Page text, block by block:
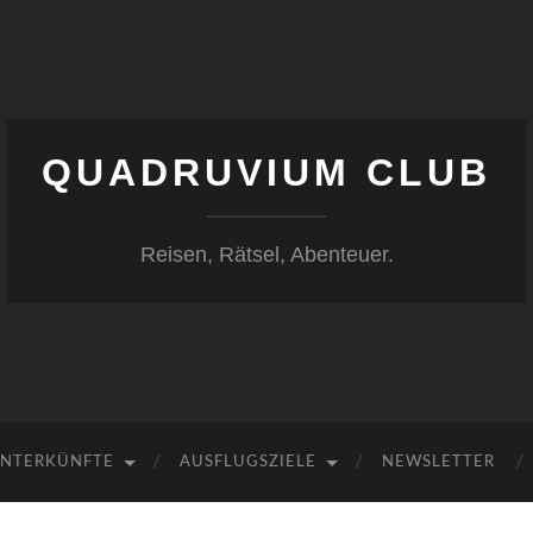
QUADRUVIUM CLUB
Reisen, Rätsel, Abenteuer.
AUSFLUGSZIELE NEWSLETTER